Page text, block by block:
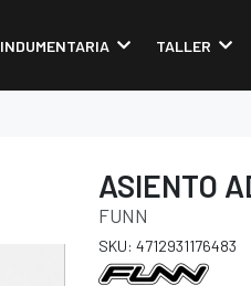
INDUMENTARIA TALLER
ASIENTO
FUNN
SKU: 4712931176483